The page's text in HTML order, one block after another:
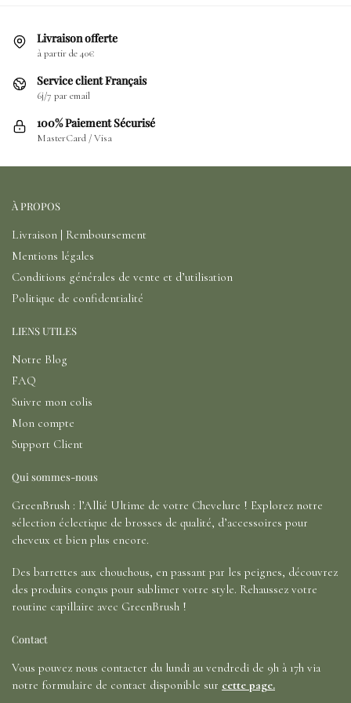
Livraison offerte
à partir de 40€
Service client Français
6j/7 par email
100% Paiement Sécurisé
MasterCard / Visa
À PROPOS
Livraison | Remboursement
Mentions légales
Conditions générales de vente et d’utilisation
Politique de confidentialité
LIENS UTILES
Notre Blog
FAQ
Suivre mon colis
Mon compte
Support Client
Qui sommes-nous
GreenBrush : l’Allié Ultime de votre Chevelure ! Explorez notre
sélection éclectique de brosses de qualité, d’accessoires pour
cheveux et bien plus encore.
Des barrettes aux chouchous, en passant par les peignes, découvrez
des produits conçus pour sublimer votre style. Rehaussez votre
routine capillaire avec GreenBrush !
Contact
Vous pouvez nous contacter du lundi au vendredi de 9h à 17h via
notre formulaire de contact disponible sur cette page.